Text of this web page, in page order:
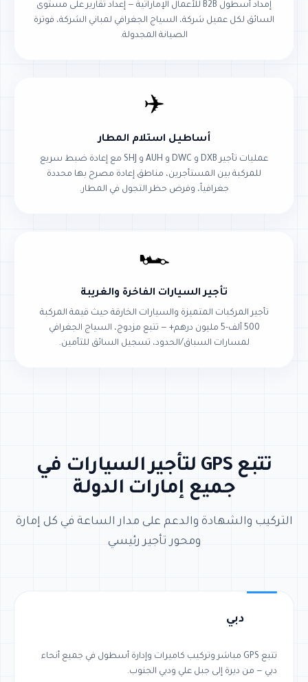
إمداد أسطول B2B للأعمال الإماراتية — إعداد تقارير على مستوى
السائق لكل عميل شركة، السياج الجغرافي لمباني الشركة، فوترة
الصيانة المجدولة.
✈️
أساطيل استلام المطار
عمليات تأجير DXB و DWC و AUH و SHJ مع إعادة ضبط سريع
للمركبة بين المستأجرين، مناطق إعادة مصرح بها محددة
جغرافياً، وفرض حظر التجول في المطار.
🏎️
تأجير السيارات الفاخرة والغريبة
تأجير المركبات المتميزة والسيارات الخارقة حيث قيمة المركبة
500 ألف-5 مليون درهم+ — تتبع مزدوج، السياج الجغرافي
لمسارات السباق/الحدود، تسجيل السائق للتأمين.
تتبع GPS لتأجير السيارات في
جميع إمارات الدولة
التركيب والشهادة والدعم على مدار الساعة في كل إمارة
ومحور تأجير رئيسي
دبي
تتبع GPS مباشر وتركيب كاميرات وإدارة أسطول في جميع أنحاء
دبي — من ديرة إلى جبل علي ودبي الجنوب.